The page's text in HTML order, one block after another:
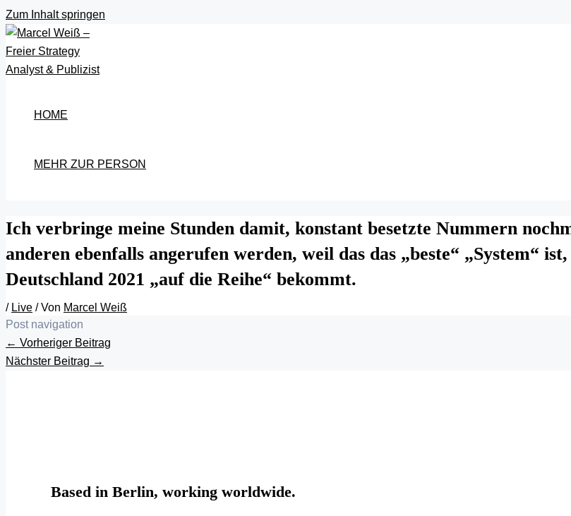
Zum Inhalt springen
HOME
MEHR ZUR PERSON
Ich verbringe meine Stunden damit, konstant besetzte Nummern
anderen ebenfalls angerufen werden, weil das das „beste“ „System“
Deutschland 2021 „auf die Reihe“ bekommt.
/ Live / Von Marcel Weiß
Post navigation
← Vorheriger Beitrag
Nächster Beitrag →
Based in Berlin, working worldwide.